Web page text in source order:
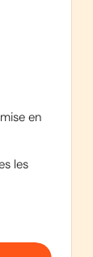
en
les